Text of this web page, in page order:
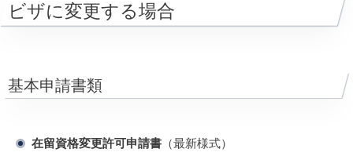
ビザに変更する場合
基本申請書類
在留資格変更許可申請書 （最新様式）